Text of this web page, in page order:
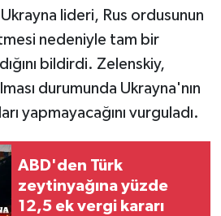
Ukrayna lideri, Rus ordusunun
nedeniyle tam bir
bildirdi. Zelenskiy,
durumunda Ukrayna'nın
yapmayacağını vurguladı.
ABD'den Türk
zeytinyağına yüzde
12,5 ek vergi kararı